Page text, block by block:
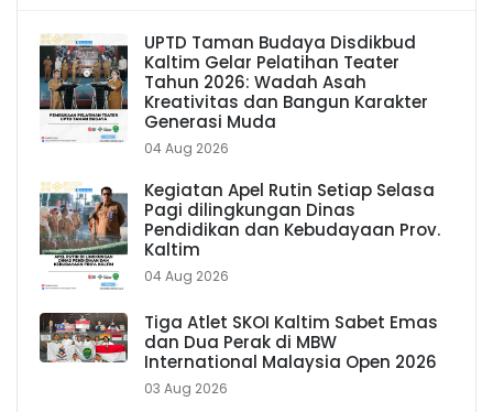
UPTD Taman Budaya Disdikbud
Kaltim Gelar Pelatihan Teater
Tahun 2026: Wadah Asah
Kreativitas dan Bangun Karakter
Generasi Muda
04 Aug 2026
Kegiatan Apel Rutin Setiap Selasa
Pagi dilingkungan Dinas
Pendidikan dan Kebudayaan Prov.
Kaltim
04 Aug 2026
Tiga Atlet SKOI Kaltim Sabet Emas
dan Dua Perak di MBW
International Malaysia Open 2026
03 Aug 2026